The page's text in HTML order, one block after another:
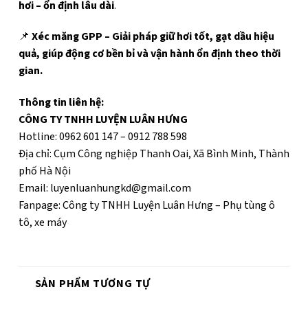
hơi – ổn định lâu dài.
📌 Xéc măng GPP – Giải pháp giữ hơi tốt, gạt dầu hiệu
quả, giúp động cơ bền bỉ và vận hành ổn định theo thời
gian.
Thông tin liên hệ:
CÔNG TY TNHH LUYỆN LUÂN HƯNG
Hotline: 0962 601 147 – 0912 788 598
Địa chỉ: Cụm Công nghiệp Thanh Oai, Xã Bình Minh, Thành
phố Hà Nội
Email: luyenluanhungkd@gmail.com
Fanpage: Công ty TNHH Luyện Luân Hưng – Phụ tùng ô
tô, xe máy
SẢN PHẨM TƯƠNG TỰ